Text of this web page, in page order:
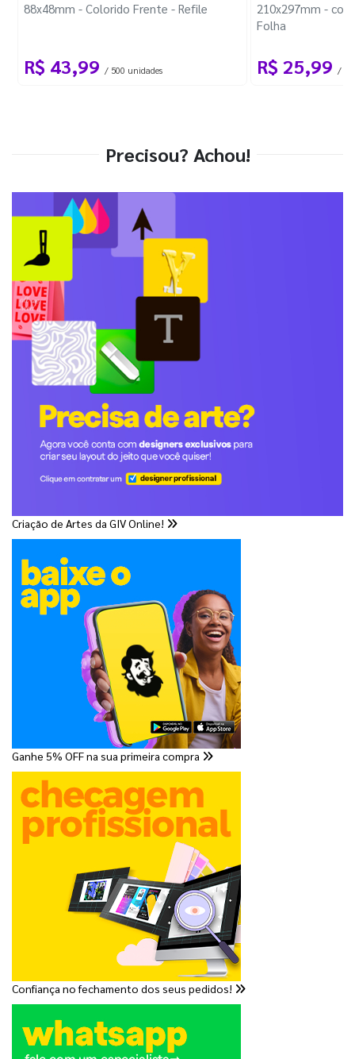
88x48mm - Colorido Frente - Refile
R$ 43,99 / 500 unidades
210x297mm -
Folha
R$ 25,99 / 1
Precisou? Achou!
Criação de Artes da GIV Online!
Ganhe 5% OFF na sua primeira compra
Confiança no fechamento dos seus pedidos!